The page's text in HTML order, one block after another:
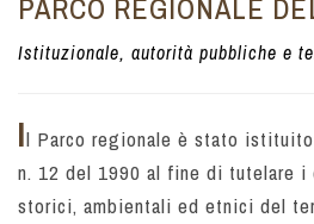
PARCO REGIONALE
Istituzionale, autorità pubbliche e
Il Parco regionale è stato
n. 12 del 1990 al fine di tutelare
storici, ambientali ed etnici del